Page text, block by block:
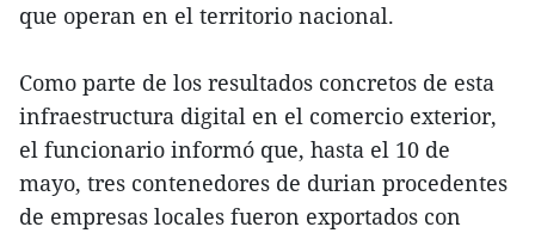
que operan en el territorio nacional.
Como parte de los resultados concretos de esta
infraestructura digital en el comercio exterior,
el funcionario informó que, hasta el 10 de
mayo, tres contenedores de durian procedentes
de empresas locales fueron exportados con